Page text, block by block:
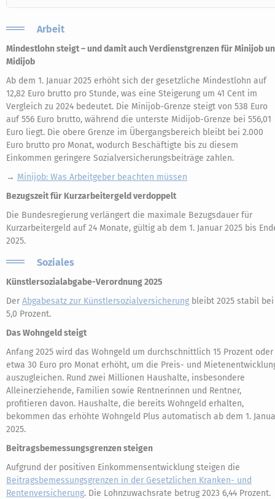
Arbeit
Mindestlohn steigt – und damit auch Verdienstgrenzen für Minijob
Midijob
Ab dem 1. Januar 2025 erhöht sich der gesetzliche Mindestlohn auf
12,82 Euro brutto pro Stunde, was eine Steigerung um 41 Cent im
Vergleich zu 2024 bedeutet. Die Minijob-Grenze steigt von 538 Euro
auf 556 Euro brutto, während die unterste Midijob-Grenze bei 556,01
Euro liegt. Die obere Grenze im Übergangsbereich bleibt bei 2.000
Euro brutto pro Monat, wodurch Beschäftigte bis zu diesem
Einkommen geringere Sozialversicherungsbeiträge zahlen.
→ Minijob: Was Arbeitgeber beachten müssen
Bezugszeit für Kurzarbeitergeld verdoppelt
Die Bundesregierung verlängert die maximale Bezugsdauer für
Kurzarbeitergeld auf 24 Monate, gültig ab dem 1. Januar 2025 bis
2025.
Soziales
Künstlersozialabgabe-Verordnung 2025
Der Abgabesatz zur Künstlersozialversicherung bleibt 2025 stabil bei
5,0 Prozent.
Das Wohngeld steigt
Anfang 2025 wird das Wohngeld um durchschnittlich 15 Prozent oder
etwa 30 Euro pro Monat erhöht, um die Preis- und
auszugleichen. Rund zwei Millionen Haushalte, insbesondere
Alleinerziehende, Familien sowie Rentnerinnen und Rentner,
profitieren davon. Haushalte, die bereits Wohngeld erhalten,
bekommen das erhöhte Wohngeld Plus automatisch ab dem 1.
2025.
Beitragsbemessungsgrenzen steigen
Aufgrund der positiven Einkommensentwicklung steigen die
Beitragsbemessungsgrenzen in der Gesetzlichen Kranken- und
Rentenversicherung. Die Lohnzuwachsrate betrug 2023 6,44 Prozent.